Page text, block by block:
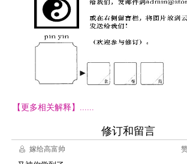
【更多相关解释】......